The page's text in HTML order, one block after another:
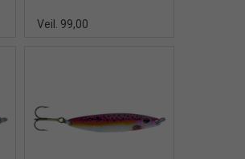
Veil. 99,00